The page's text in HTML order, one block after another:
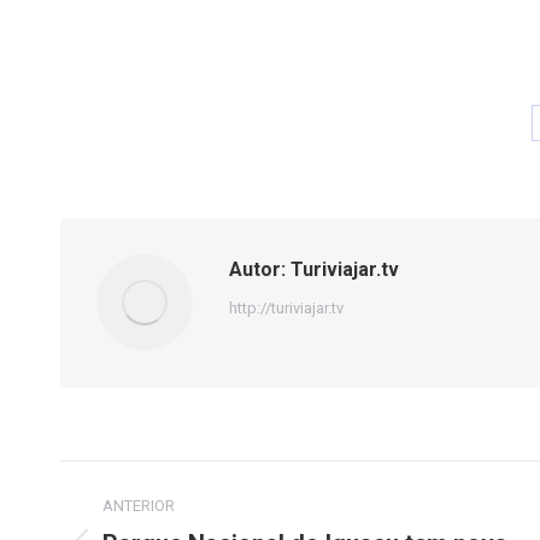
Autor: Turiviajar.tv
http://turiviajar.tv
ANTERIOR